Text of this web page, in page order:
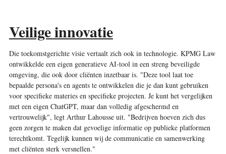
Veilige innovatie
Die toekomstgerichte visie vertaalt zich ook in technologie. KPMG Law
ontwikkelde een eigen generatieve AI-tool in een streng beveiligde
omgeving, die ook door cliënten inzetbaar is. "Deze tool laat toe
bepaalde persona's en agents te ontwikkelen die je dan kunt gebruiken
voor specifieke materies en specifieke projecten. Je kunt het vergelijken
met een eigen ChatGPT, maar dan volledig afgeschermd en
vertrouwelijk", legt Arthur Lahousse uit. "Bedrijven hoeven zich dus
geen zorgen te maken dat gevoelige informatie op publieke platformen
terechtkomt. Tegelijk kunnen wij de communicatie en samenwerking
met cliënten sterk versnellen."